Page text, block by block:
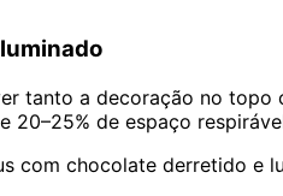
tanto a decoração no
de espaço
com chocolate derretido e